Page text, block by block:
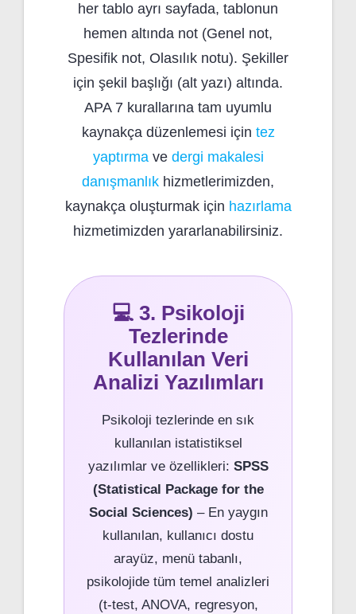
her tablo ayrı sayfada, tablonun
hemen altında not (Genel not,
Spesifik not, Olasılık notu). Şekiller
için şekil başlığı (alt yazı) altında.
APA 7 kurallarına tam uyumlu
kaynakça düzenlemesi için tez
yaptırmave dergi makalesi
danışmanlık hizmetlerimizden,
kaynakça oluşturmak için hazırlama
hizmetimizden yararlanabilirsiniz.
💻 3. Psikoloji
Tezlerinde
Kullanılan Veri
Analizi Yazılımları
Psikoloji tezlerinde en sık
kullanılan istatistiksel
yazılımlar ve özellikleri: SPSS
(Statistical Package for the
Social Sciences) – En yaygın
kullanılan, kullanıcı dostu
arayüz, menü tabanlı,
psikolojide tüm temel analizleri
(t-test, ANOVA, regresyon,